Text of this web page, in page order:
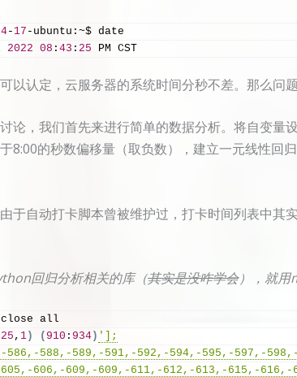
4- 17 -ubuntu:~$ date
2022 08 : 43 : 25 PM CST
以认定，云服务器的系统时间分秒不差。那么问
论，我们首先来进行简单的数据分析。将自变量
8:00的秒数偏移量（取负数），建立一元线性回
于自动打卡脚本曾被维护过，打卡时间列表中其
回归分析相关的库（其实是没咋学会），就用
all
25 , 1) ( 910 : 934) '];
588,-589,-591,-592,-594,-595,-597,-
606,-609,-609,-611,-612,-613,-615,-616,-